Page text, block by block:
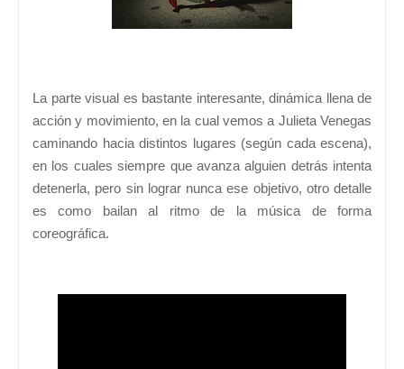
La parte visual es bastante interesante, dinámica llena de
acción y movimiento, en la cual vemos a Julieta Venegas
caminando hacia distintos lugares (según cada escena),
en los cuales siempre que avanza alguien detrás intenta
detenerla, pero sin lograr nunca ese objetivo, otro detalle
es como bailan al ritmo de la música de forma
coreográfica.